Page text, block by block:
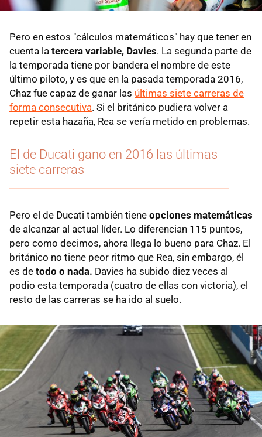
Pero en estos "cálculos matemáticos" hay que tener en
cuenta la tercera variable, Davies. La segunda parte de
la temporada tiene por bandera el nombre de este
último piloto, y es que en la pasada temporada 2016,
Chaz fue capaz de ganar las últimas siete carreras de
forma consecutiva. Si el británico pudiera volver a
repetir esta hazaña, Rea se vería metido en problemas.
El de Ducati gano en 2016 las últimas
siete carreras
Pero el de Ducati también tiene opciones matemáticas
de alcanzar al actual líder. Lo diferencian 115 puntos,
pero como decimos, ahora llega lo bueno para Chaz. El
británico no tiene peor ritmo que Rea, sin embargo, él
es de todo o nada. Davies ha subido diez veces al
podio esta temporada (cuatro de ellas con victoria), el
resto de las carreras se ha ido al suelo.